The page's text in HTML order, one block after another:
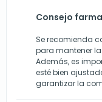
Consejo
Se recomienda
para mantener
Además, es
esté bien
garantizar la